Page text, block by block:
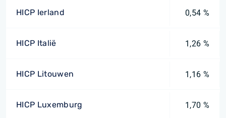
HICP Ierland 0,54 %
HICP Italië 1,26 %
HICP Litouwen 1,16 %
HICP Luxemburg 1,70 %